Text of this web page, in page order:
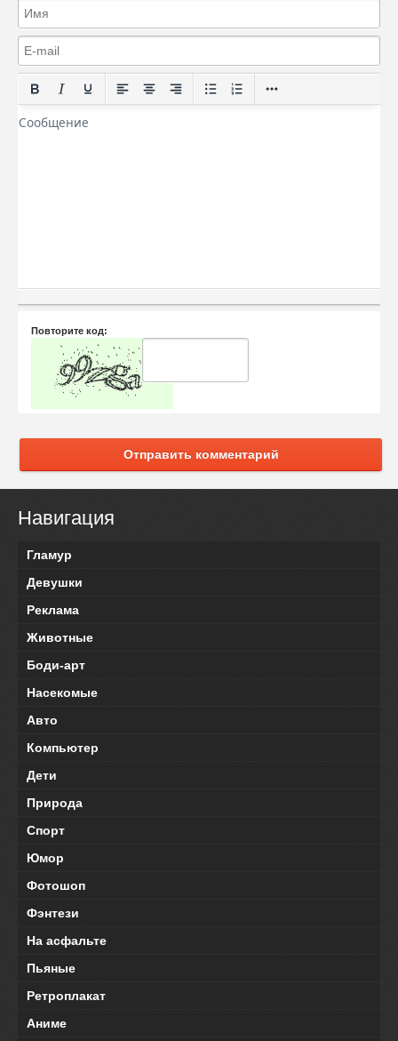
Повторите код:
Отправить комментарий
Навигация
Гламур
Девушки
Реклама
Животные
Боди-арт
Насекомые
Авто
Компьютер
Дети
Природа
Спорт
Юмор
Фотошоп
Фэнтези
На асфальте
Пьяные
Ретроплакат
Аниме